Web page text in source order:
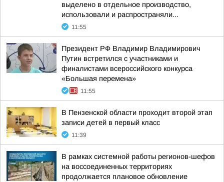
выделено в отдельное производство,
использовали и распространяли...
11:55
Президент РФ Владимир Владимирович
Путин встретился с участниками и
финалистами всероссийского конкурса
«Большая перемена»
11:55
В Пензенской области проходит второй этап
записи детей в первый класс
11:39
В рамках системной работы регионов-шефов
на воссоединенных территориях
продолжается плановое обновление